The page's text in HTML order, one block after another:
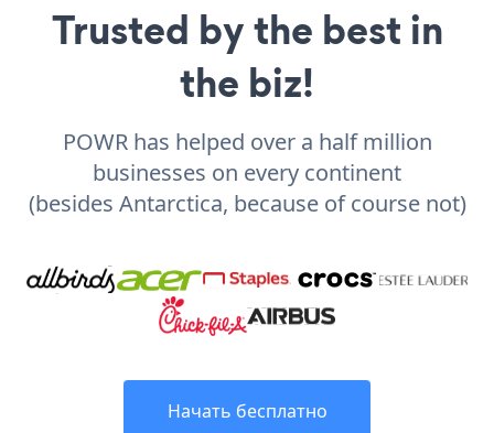
Trusted by the best in
the biz!
POWR has helped over a half million
businesses on every continent
(besides Antarctica, because of course not)
Начать бесплатно